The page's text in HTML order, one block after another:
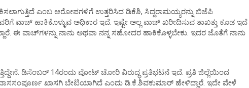
ಎಂಬ ಆರೋಪಗಳಿಗೆ ಉತ್ತರಿಸಿದ ಡಿಕೆಶಿ, ಸಿದ್ದರಾಮಯ್ಯರನ್ನು ಬಿಜೆಪಿ
ವಾಚ್ ಹಾಕಿಕೊಳ್ಳುವ ಅಧಿಕಾರ ಇದೆ. ಇಷ್ಟೇ ಅಲ್ಲ ವಾಚ್ ಖರೀದಿಸುವ ತಾಖತ್ತು ಕೂಡ ಇದೆ
ಈ ವಾಚ್‌ಗಳನ್ನು ನಾನು ಅಥವಾ ನನ್ನ ಸಹೋದರ ಹಾಕಿಕೊಳ್ಳಬೇಕು. ಇದರ ಜೊತೆಗೆ ನಾನು
ಡಿಸೆಂಬರ್ 14ರಂದು ವೋಟ್ ಚೋರಿ ವಿರುದ್ಧ ಪ್ರತಿಭಟನೆ ಇದೆ. ಪ್ರತಿ ಜಿಲ್ಲೆಯಿಂದ
ಖಾಸಗಿ ಬೇಟಿಯಾಗಿದೆ ಎಂದು ಡಿ.ಕೆ.ಶಿವಕುಮಾರ್ ಹೇಳಿದ್ದಾರೆ. ಇದೇ ವೇಳೆ